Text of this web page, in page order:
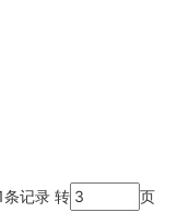
记录 转 页